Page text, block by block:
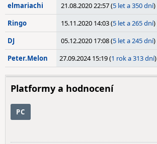
elmariachi 21.08.2020 22:57 (5 let a 350 dní)
Ringo 15.11.2020 14:03 (5 let a 265 dní)
DJ 05.12.2020 17:08 (5 let a 245 dní)
Peter.Melon 27.09.2024 15:19 (1 rok a 313 dní)
Platformy a hodnocení
PC